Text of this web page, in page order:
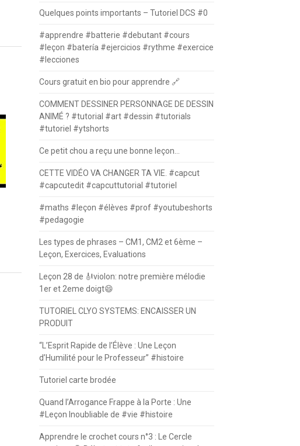
Quelques points importants – Tutoriel DCS #0
#apprendre #batterie #debutant #cours
#leçon #batería #ejercicios #rythme #exercice
#lecciones
Cours gratuit en bio pour apprendre 🔗
COMMENT DESSINER PERSONNAGE DE DESSIN
ANIMÉ ? #tutorial #art #dessin #tutorials
#tutoriel #ytshorts
Ce petit chou a reçu une bonne leçon…
CETTE VIDÉO VA CHANGER TA VIE. #capcut
#capcutedit #capcuttutorial #tutoriel
#maths #leçon #élèves #prof #youtubeshorts
#pedagogie
Les types de phrases – CM1, CM2 et 6ème –
Leçon, Exercices, Evaluations
Leçon 28 de 🎻violon: notre première mélodie
1er et 2eme doigt😄
TUTORIEL CLYO SYSTEMS: ENCAISSER UN
PRODUIT
“L’Esprit Rapide de l’Élève : Une Leçon
d’Humilité pour le Professeur” #histoire
Tutoriel carte brodée
Quand l’Arrogance Frappe à la Porte : Une
#Leçon Inoubliable de #vie #histoire
Apprendre le crochet cours n°3 : Le Cercle